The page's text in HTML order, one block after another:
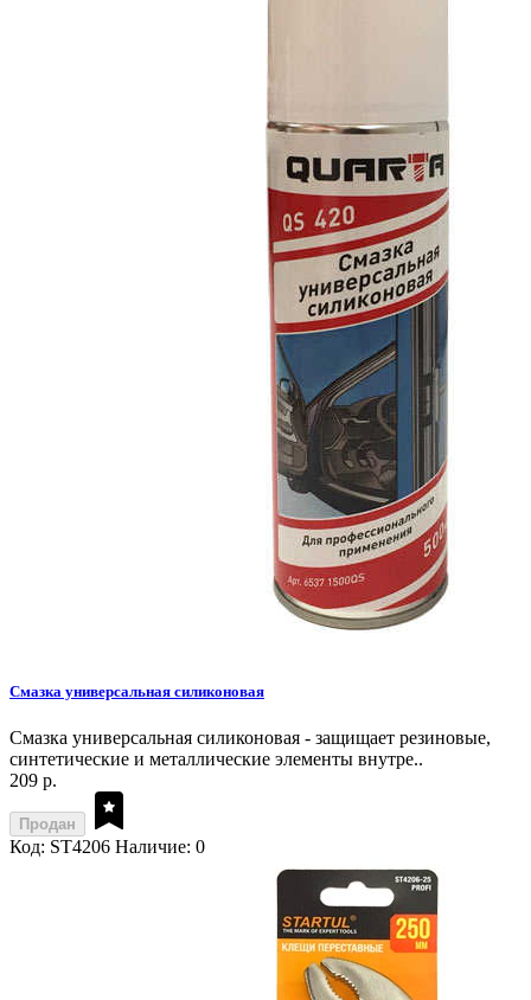
Смазка универсальная силиконовая
Смазка универсальная силиконовая - защищает резиновые,
синтетические и металлические элементы внутре..
209 р.
Продан
Код: ST4206 Наличие: 0